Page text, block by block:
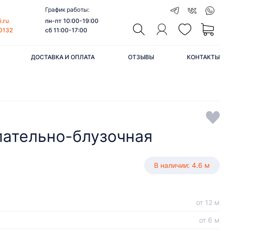
График работы:
пн-пт 10:00-19:00
сб 11:00-17:00
ДОСТАВКА И ОПЛАТА ОТЗЫВЫ КОНТАКТЫ
блузочная
В наличии: 4.6 м
от 6 м
от 12 м